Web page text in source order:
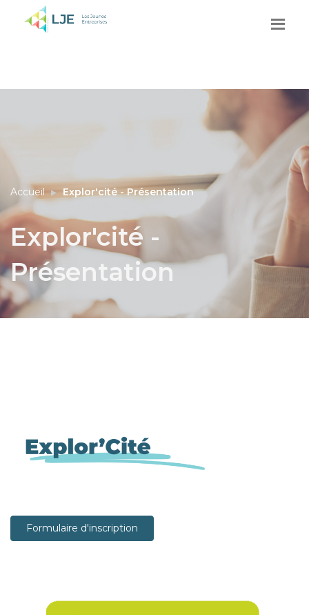
Accueil Explor'cité - Présentation
Explor'cité -
Présentation
Formulaire d'inscription